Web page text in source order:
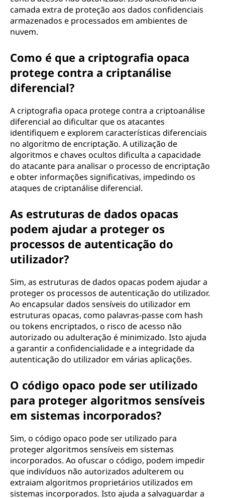
camada extra de proteção aos dados confidenciais
armazenados e processados em ambientes de
nuvem.
Como é que a criptografia opaca
protege contra a criptanálise
diferencial?
A criptografia opaca protege contra a criptoanálise
diferencial ao dificultar que os atacantes
identifiquem e explorem características diferenciais
no algoritmo de encriptação. A utilização de
algoritmos e chaves ocultos dificulta a capacidade
do atacante para analisar o processo de encriptação
e obter informações significativas, impedindo os
ataques de criptanálise diferencial.
As estruturas de dados opacas
podem ajudar a proteger os
processos de autenticação do
utilizador?
Sim, as estruturas de dados opacas podem ajudar a
proteger os processos de autenticação do utilizador.
Ao encapsular dados sensíveis do utilizador em
estruturas opacas, como palavras-passe com hash
ou tokens encriptados, o risco de acesso não
autorizado ou adulteração é minimizado. Isto ajuda
a garantir a confidencialidade e a integridade da
autenticação do utilizador em várias aplicações.
O código opaco pode ser utilizado
para proteger algoritmos sensíveis
em sistemas incorporados?
Sim, o código opaco pode ser utilizado para
proteger algoritmos sensíveis em sistemas
incorporados. Ao ofuscar o código, podem impedir
que indivíduos não autorizados adulterem ou
extraiam algoritmos proprietários utilizados em
sistemas incorporados. Isto ajuda a salvaguardar a